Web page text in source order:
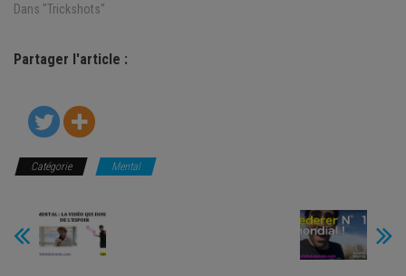
Dans "Trickshots"
Partager l'article :
Catégorie Mental